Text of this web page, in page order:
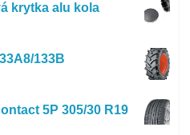
krytka alu kola
133B
5P 305/30 R19